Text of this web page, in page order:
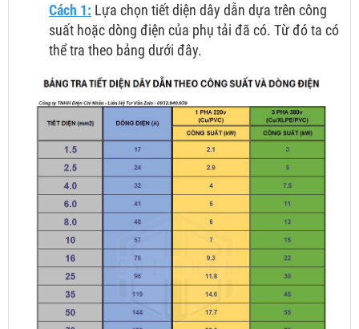
Cách 1: Lựa chọn tiết diện dây dẫn dựa trên công
suất hoặc dòng điện của phụ tải đã có. Từ đó ta có
thể tra theo bảng dưới đây.